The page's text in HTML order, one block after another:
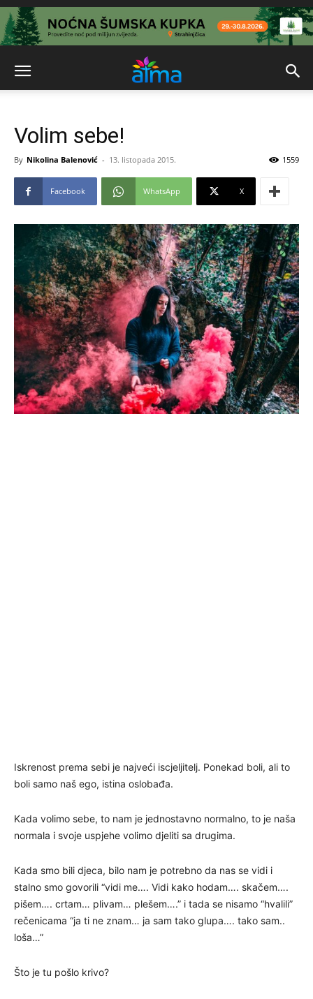
Volim sebe!
By Nikolina Balenović - 13. listopada 2015. 1559
Facebook WhatsApp X
Iskrenost prema sebi je najveći iscjeljitelj. Ponekad boli, ali to
boli samo naš ego, istina oslobađa.
Kada volimo sebe, to nam je jednostavno normalno, to je naša
normala i svoje uspjehe volimo djeliti sa drugima.
Kada smo bili djeca, bilo nam je potrebno da nas se vidi i
stalno smo govorili “vidi me…. Vidi kako hodam…. skačem….
pišem…. crtam… plivam… plešem….” i tada se nisamo “hvalili”
rečenicama “ja ti ne znam… ja sam tako glupa…. tako sam..
loša…”
Što je tu pošlo krivo?